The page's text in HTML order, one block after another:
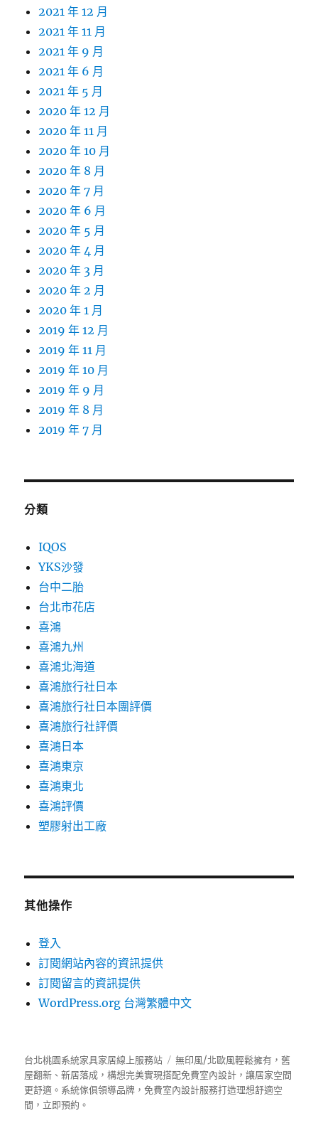
2021 年 12 月
2021 年 11 月
2021 年 9 月
2021 年 6 月
2021 年 5 月
2020 年 12 月
2020 年 11 月
2020 年 10 月
2020 年 8 月
2020 年 7 月
2020 年 6 月
2020 年 5 月
2020 年 4 月
2020 年 3 月
2020 年 2 月
2020 年 1 月
2019 年 12 月
2019 年 11 月
2019 年 10 月
2019 年 9 月
2019 年 8 月
2019 年 7 月
分類
IQOS
YKS沙發
台中二胎
台北市花店
喜鴻
喜鴻九州
喜鴻北海道
喜鴻旅行社日本
喜鴻旅行社日本團評價
喜鴻旅行社評價
喜鴻日本
喜鴻東京
喜鴻東北
喜鴻評價
塑膠射出工廠
其他操作
登入
訂閱網站內容的資訊提供
訂閱留言的資訊提供
WordPress.org 台灣繁體中文
台北桃園系統家具家居線上服務站
無印風/北歐風輕鬆擁有，舊
屋翻新、新居落成，構想完美實現搭配免費室內設計，讓居家空間
更舒適。 系統傢俱領導品牌，免費室內設計服務打造理想舒適空
間，立即預約。